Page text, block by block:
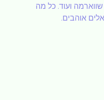
ועוד. כל מה
אוהבים.